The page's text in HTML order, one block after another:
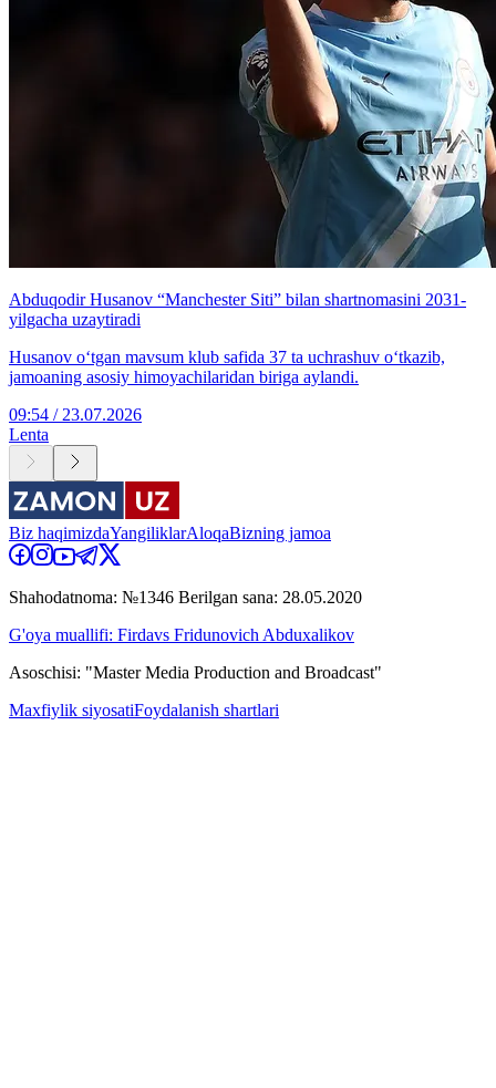
Abduqodir Husanov “Manchester Siti” bilan shartnomasini 2031-
yilgacha uzaytiradi
Husanov o‘tgan mavsum klub safida 37 ta uchrashuv o‘tkazib,
jamoaning asosiy himoyachilaridan biriga aylandi.
09:54 / 23.07.2026
Lenta
Biz haqimizdaYangiliklarAloqaBizning jamoa
Shahodatnoma: №1346 Berilgan sana: 28.05.2020
G'oya muallifi: Firdavs Fridunovich Abduxalikov
Asoschisi: "Master Media Production and Broadcast"
Maxfiylik siyosatiFoydalanish shartlari